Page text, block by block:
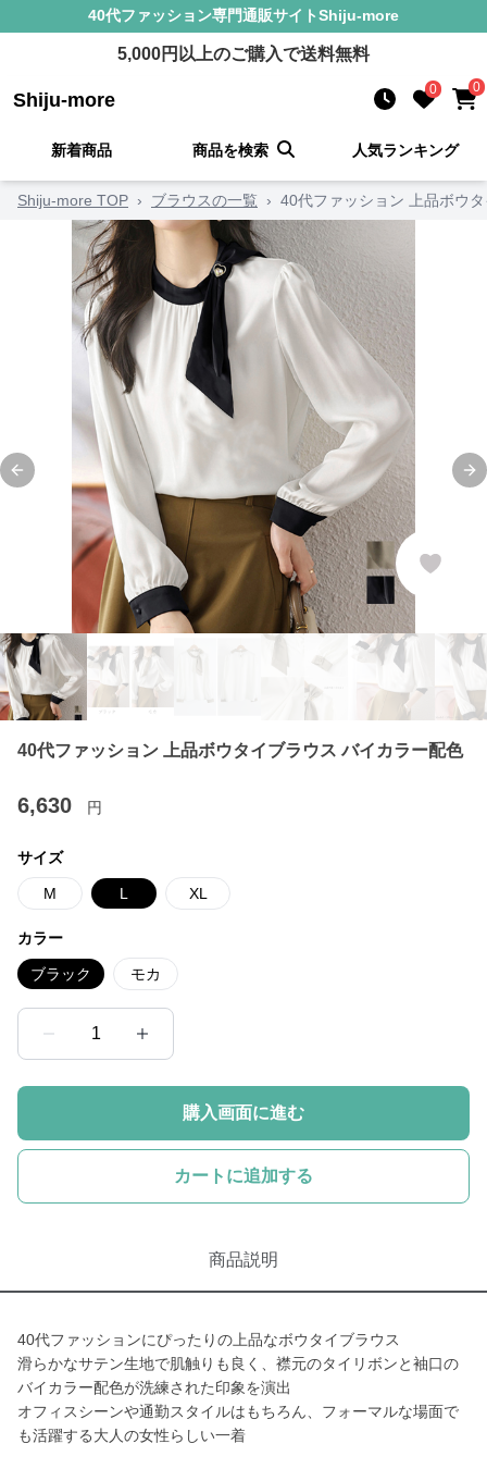
40代ファッション専門通販サイトShiju-more
5,000円以上のご購入で送料無料
Shiju-more 0 0
新着商品 商品を検索 人気ランキング
Shiju-more TOP › ブラウスの一覧 › 40代ファッション 上品ボウ
Previous slide
40代ファッション 上品ボウタイブラウス バイカラー配色
6,630 円
サイズ
M L XL
カラー
ブラック モカ
1
購入画面に進む
カートに追加する
商品説明
40代ファッションにぴったりの上品なボウタイブラウス
滑らかなサテン生地で肌触りも良く、襟元のタイリボンと袖口の
バイカラー配色が洗練された印象を演出
オフィスシーンや通勤スタイルはもちろん、フォーマルな場面で
も活躍する大人の女性らしい一着